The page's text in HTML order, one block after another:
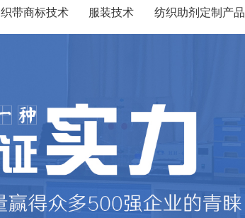
织带商标技术 服装技术 纺织助剂定制产品